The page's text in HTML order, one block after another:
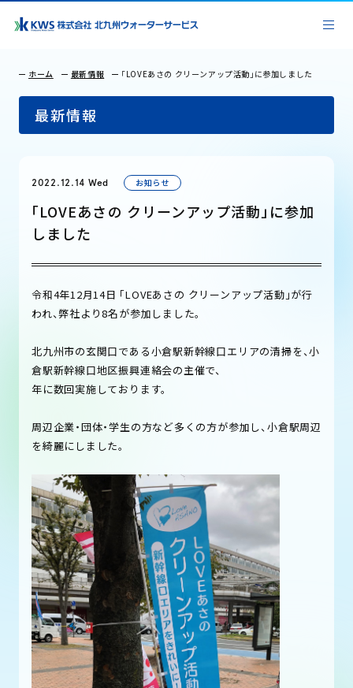
ホーム 最新情報 「LOVEあさの クリーンアップ活動」に参加しました
最新情報
2022.12.14 Wed お知らせ
「LOVEあさの クリーンアップ活動」に参加
しました
令和4年12月14日 「LOVEあさの クリーンアップ活動」が行
われ、弊社より8名が参加しました。
北九州市の玄関口である小倉駅新幹線口エリアの清掃を、小
倉駅新幹線口地区振興連絡会の主催で、
年に数回実施しております。
周辺企業・団体・学生の方など多くの方が参加し、小倉駅周辺
を綺麗にしました。